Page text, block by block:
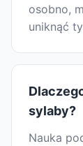
osobno,
uniknąć
sylaby?
Nauka